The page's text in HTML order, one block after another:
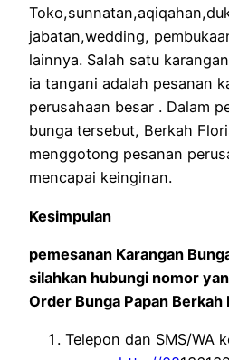
jabatan,wedding,
lainnya. Salah satu
ia tangani adalah pesanan
perusahaan besar . Dalam
bunga tersebut, Berkah
menggotong pesanan
mencapai keinginan.
Kesimpulan
pemesanan Karangan
silahkan hubungi nomor
Order Bunga Papan Berkah
Telepon dan SMS/WA